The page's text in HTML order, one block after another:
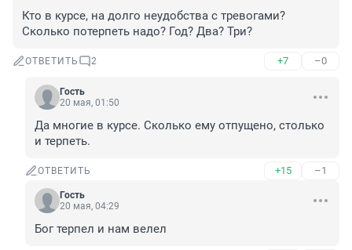
Кто в курсе, на долго неудобства с тревогами?
Сколько потерпеть надо? Год? Два? Три?
ОТВЕТИТЬ 2 +7 –0
Гость
20 мая, 01:50
Да многие в курсе. Сколько ему отпущено, столько
и терпеть.
ОТВЕТИТЬ +15 –1
Гость
20 мая, 04:29
Бог терпел и нам велел